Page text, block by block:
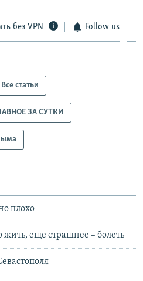
без VPN Follow us
Все статьи
ЗА СУТКИ
плохо
еще страшнее – болеть